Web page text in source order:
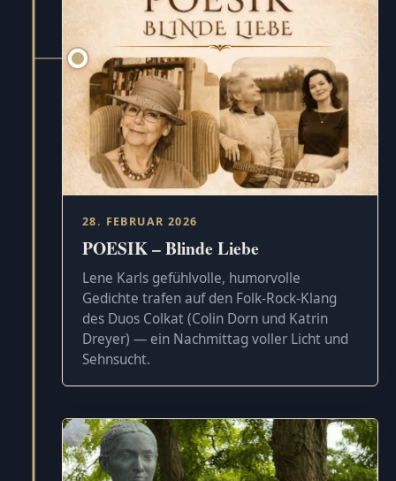
28. FEBRUAR 2026
POESIK – Blinde Liebe
Lene Karls gefühlvolle, humorvolle
Gedichte trafen auf den Folk-Rock-Klang
des Duos Colkat (Colin Dorn und Katrin
Dreyer) — ein Nachmittag voller Licht und
Sehnsucht.